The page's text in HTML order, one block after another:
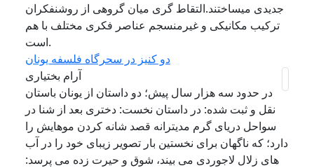
جدیدی میساختند.التقاط گری میان گروهی از روشنفکران
ترکیب مکانیکی و غیرمنسجم عناصر فکری مختلف با هم
است.
دو کنیز در سحرگاه فلسفه یونان
آرام بختیاری
در حدود سه هزار سال پیش؛ دو داستان از یونان باستان
نقل و ثبت شده: در داستان نخست: دختری بعد از شنا در
سواحل دریای گرم مدیترانه قصد شانه کردن موهایش را
دارد؛ که ناگهان برای نخستین بار تصویر زیبای خود را در آب
های زلال لاجوردی می بیند، شوق و حیرت زده می پرسد: